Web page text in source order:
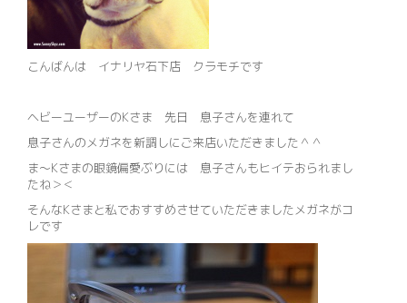
こんばんは イナリヤ石下店 クラモチです
ヘビーユーザーのKさま 先日 息子さんを連れて
息子さんのメガネを新調しにご来店いただきました＾＾
ま～Kさまの眼鏡偏愛ぶりには 息子さんもヒイテおられまし
たね＞＜
そんなKさまと私でおすすめさせていただきましたメガネがコ
レです